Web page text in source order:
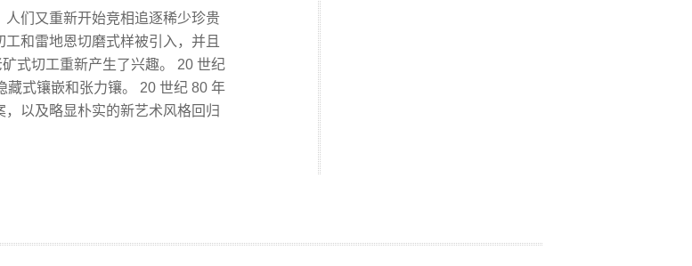
们又重新开始竞相追逐稀少珍贵
和雷地恩切磨式样被引入，并且
式切工重新产生了兴趣。 20 世纪
式镶嵌和张力镶。 20 世纪 80 年
以及略显朴实的新艺术风格回归